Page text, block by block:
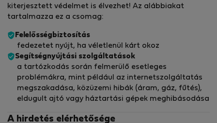
kiterjesztett védelmet is élvezhet! Az alábbiakat
tartalmazza ez a csomag:
Felelősségbiztosítás
fedezetet nyújt, ha véletlenül kárt okoz
Segítségnyújtási szolgáltatások
a tartózkodás során felmerülő esetleges
problémákra, mint például az internetszolgáltatás
megszakadása, közüzemi hibák (áram, gáz, fűtés),
eldugult ajtó vagy háztartási gépek meghibásodása
A hirdetés elérhetősége